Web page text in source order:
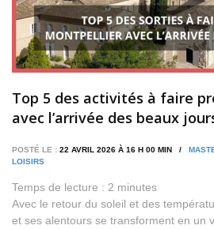
Top 5 des activités à faire
avec l’arrivée des beaux
POSTÉ LE : 22 AVRIL 2026 À 16 H 00 MIN /
LOISIRS
Temps de lecture : 2 minutes
Avec le retour du soleil et des
et ses alentours se transforment en un